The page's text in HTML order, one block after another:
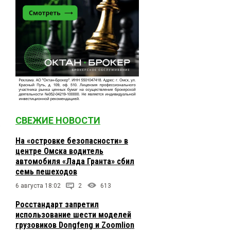
СВЕЖИЕ НОВОСТИ
На «островке безопасности» в
центре Омска водитель
автомобиля «Лада Гранта» сбил
семь пешеходов
6 августа 18:02 2 613
Росстандарт запретил
использование шести моделей
грузовиков Dongfeng и Zoomlion